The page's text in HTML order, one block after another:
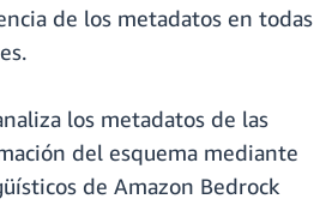
de los metadatos en todas
los metadatos de las
del esquema mediante
de Amazon Bedrock